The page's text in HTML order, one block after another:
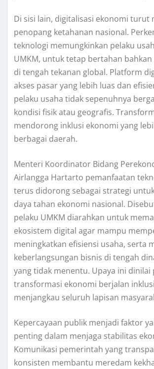
Di sisi lain, digitalisasi ekonomi turut
penopang ketahanan nasional.
teknologi memungkinkan pelaku
UMKM, untuk tetap bertahan
di tengah tekanan global. Platform
akses pasar yang lebih luas dan
pelaku usaha tidak sepenuhnya
kondisi fisik atau geografis.
mendorong inklusi ekonomi yang
berbagai daerah.
Menteri Koordinator Bidang
Airlangga Hartarto pemanfaatan
terus didorong sebagai strategi
daya tahan ekonomi nasional.
pelaku UMKM diarahkan untuk
ekosistem digital agar mampu
meningkatkan efisiensi usaha, serta
keberlangsungan bisnis di tengah
yang tidak menentu. Upaya ini dinilai
transformasi ekonomi berjalan
menjangkau seluruh lapisan
Kepercayaan publik menjadi faktor
penting dalam menjaga stabilitas
Komunikasi pemerintah yang
konsisten membantu meredam